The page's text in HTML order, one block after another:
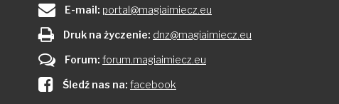
E-mail: portal@magiaimiecz.eu
Druk na życzenie: dnz@magiaimiecz.eu
Forum: forum.magiaimiecz.eu
Śledź nas na: facebook